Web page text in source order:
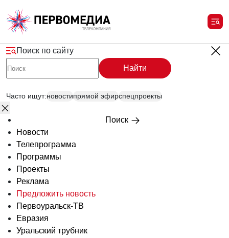
Поиск по сайту
Найти
Часто ищут:новостипрямой эфирспецпроекты
Поиск
Новости
Телепрограмма
Программы
Проекты
Реклама
Предложить новость
Первоуральск-ТВ
Евразия
Уральский трубник